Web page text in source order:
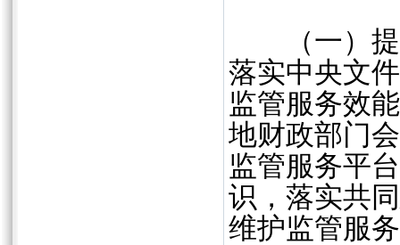
（一）提
落实中央文
监管服务效
地财政部门
监管服务平
识，落实共
维护监管服